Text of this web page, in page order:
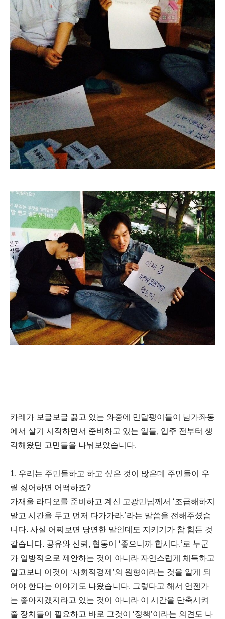
카레가 보글보글 끓고 있는 와중에 민달팽이들이 남가좌동
에서 살기 시작하면서 준비하고 있는 일들, 입주 전부터 생
각해왔던 고민들을 나눠보았습니다.
1. 우리는 주민들하고 하고 싶은 것이 많은데 주민들이 우
릴 싫어하면 어떡하죠?
가재울 라디오를 준비하고 계신 고광민님께서 ‘조급해하지
말고 시간을 두고 먼저 다가가라.’라는 말씀을 전해주셨습
니다. 사실 어찌보면 당연한 말인데도 지키기가 참 힘든 것
같습니다. 공유와 신뢰, 협동이 ‘좋으니까 합시다.’로 누군
가 일방적으로 제안하는 것이 아니라 자연스럽게 체득하고
알고보니 이것이 ‘사회적경제’의 원형이라는 것을 알게 되
어야 한다는 이야기도 나왔습니다. 그렇다고 해서 언젠가
는 좋아지겠지라고 있는 것이 아니라 이 시간을 단축시켜
줄 장치들이 필요하고 바로 그것이 ‘정책’이라는 의견도 나